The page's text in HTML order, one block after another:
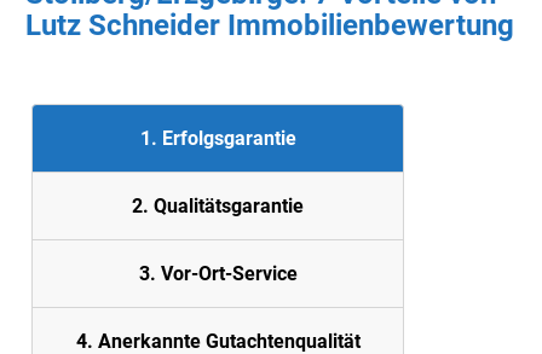
Lutz Schneider Immobilienbewertung
1. Erfolgsgarantie
2. Qualitätsgarantie
3. Vor-Ort-Service
4. Anerkannte Gutachtenqualität